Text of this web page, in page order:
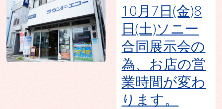
10月7日(金)8
日(土)ソニー
合同展示会の
為、お店の営
業時間が変わ
ります。